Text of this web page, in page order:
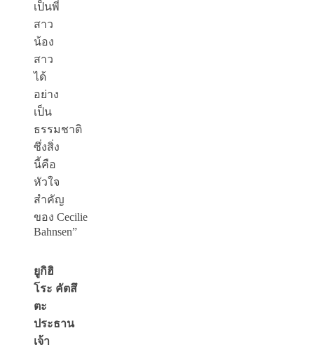
เป็นพี่
สาว
น้อง
สาว
ได้
อย่าง
เป็น
ธรรมชาติ
ซึ่งสิ่ง
นี้คือ
หัวใจ
สำคัญ
ของ Cecilie
Bahnsen”
ยูกิฮิ
โระ คัตสึ
ตะ
ประธาน
เจ้า